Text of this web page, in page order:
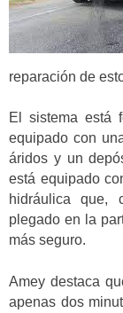
reparación de
El sistema está
equipado con
áridos y un
está equipado
hidráulica que,
plegado en la
más seguro.
Amey destaca
apenas dos